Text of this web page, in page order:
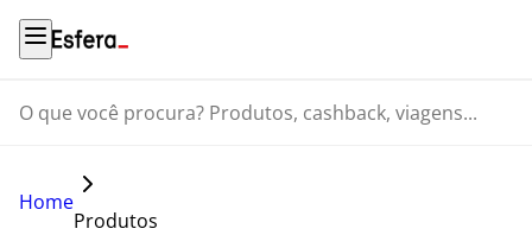
O que você procura? Produtos, cashback, viagens...
Home
Produtos